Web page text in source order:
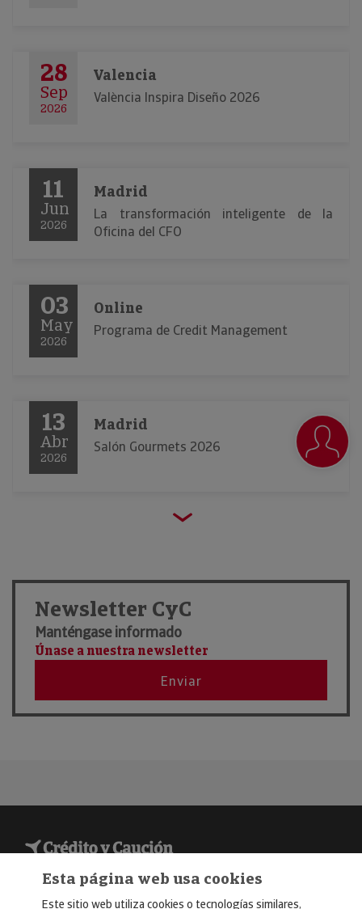
28
Sep
2026
Valencia
València Inspira Diseño 2026
11
Jun
2026
Madrid
La transformación inteligente de la
Oficina del CFO
03
May
2026
Online
Programa de Credit Management
13
Abr
2026
Madrid
Salón Gourmets 2026
21 Madrid
Newsletter CyC
Manténgase informado
Únase a nuestra newsletter
Enviar
© Copyright 2026, Crédito y Caución
Aviso Legal
Esta página web usa cookies
Este sitio web utiliza cookies o tecnologías similares,